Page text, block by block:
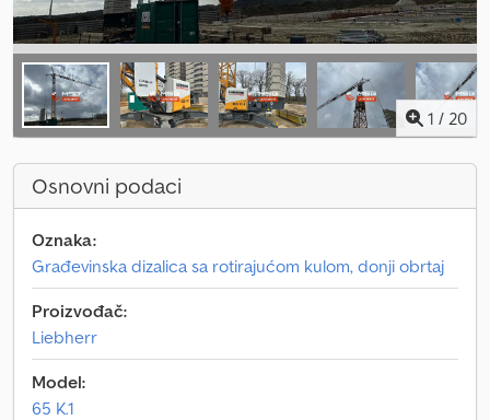
1 / 20
Osnovni podaci
Oznaka:
Građevinska dizalica sa rotirajućom kulom, donji obrtaj
Proizvođač:
Liebherr
Model:
65 K.1